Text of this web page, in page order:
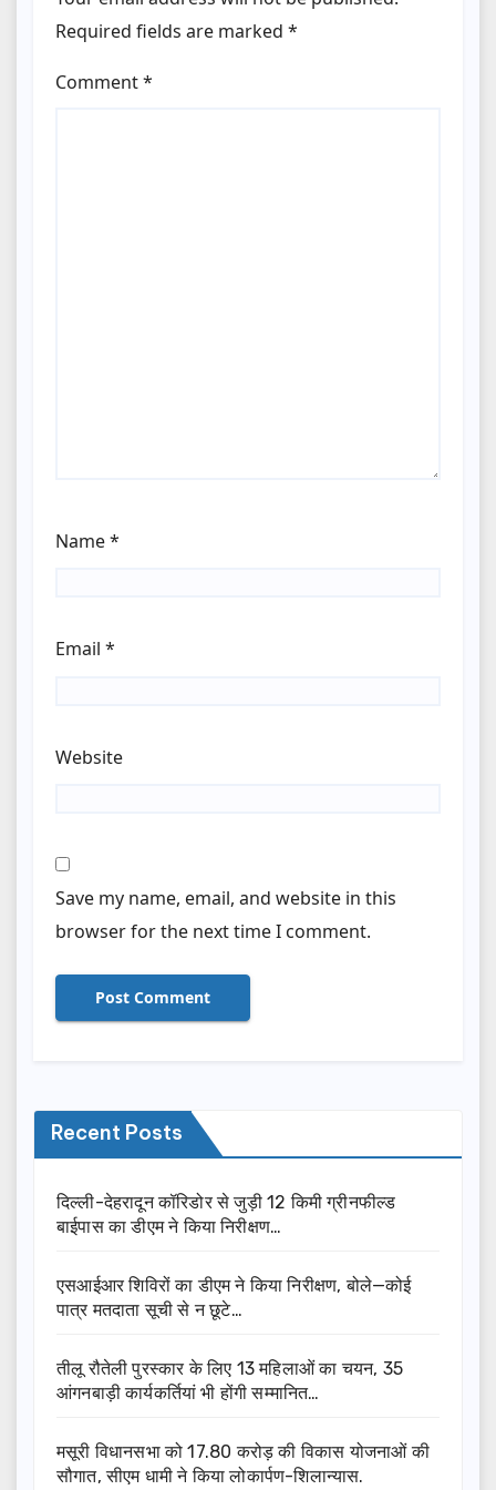
Required fields are marked *
Comment*
Name*
Email *
Website
Save my name, email, and website in this
browser for the next time I comment.
Recent Posts
दिल्ली-देहरादून कॉरिडोर से जुड़ी 12 किमी ग्रीनफील्ड
बाईपास का डीएम ने किया निरीक्षण…
एसआईआर शिविरों का डीएम ने किया निरीक्षण, बोले—कोई
पात्र मतदाता सूची से न छूटे…
तीलू रौतेली पुरस्कार के लिए 13 महिलाओं का चयन, 35
आंगनबाड़ी कार्यकर्तियां भी होंगी सम्मानित…
मसूरी विधानसभा को 17.80 करोड़ की विकास योजनाओं की
सौगात, सीएम धामी ने किया लोकार्पण-शिलान्यास.